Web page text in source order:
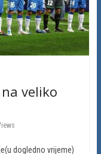
veliko
dogledno vrijeme)